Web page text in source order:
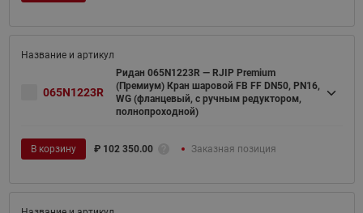
065N1223R
Ридан 065N1223R — RJIP Premium
(Премиум) Кран шаровой FB FF DN50, PN16,
WG (фланцевый, с ручным редуктором,
полнопроходной)
В корзину ₽ 102 350.00 Заказная позиция